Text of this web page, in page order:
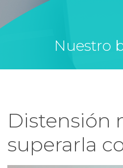
Nuestro
Distensión
superarla